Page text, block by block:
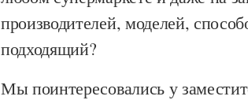
производителей, моделей,
подходящий?
Мы поинтересовались у